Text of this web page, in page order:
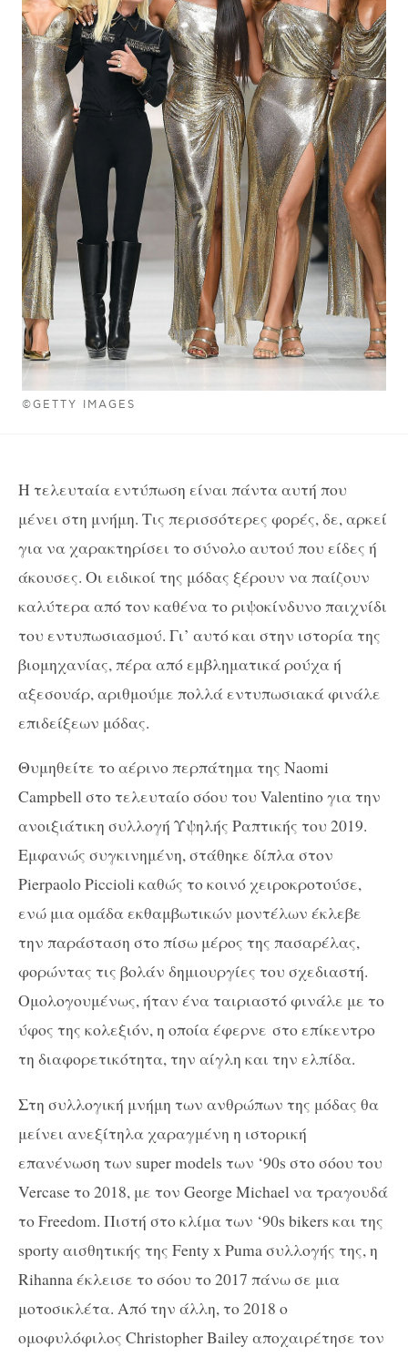
©GETTY IMAGES
Η τελευταία εντύπωση είναι πάντα αυτή που
μένει στη μνήμη. Τις περισσότερες φορές, δε, αρκεί
για να χαρακτηρίσει το σύνολο αυτού που είδες ή
άκουσες. Οι ειδικοί της μόδας ξέρουν να παίζουν
καλύτερα από τον καθένα το ριψοκίνδυνο παιχνίδι
του εντυπωσιασμού. Γι’ αυτό και στην ιστορία της
βιομηχανίας, πέρα από εμβληματικά ρούχα ή
αξεσουάρ, αριθμούμε πολλά εντυπωσιακά φινάλε
επιδείξεων μόδας.
Θυμηθείτε τo αέρινο περπάτημα της Naomi
Campbell στο τελευταίο σόου του Valentino για την
ανοιξιάτικη συλλογή Υψηλής Ραπτικής του 2019.
Εμφανώς συγκινημένη, στάθηκε δίπλα στον
Pierpaolo Piccioli καθώς το κοινό χειροκροτούσε,
ενώ μια ομάδα εκθαμβωτικών μοντέλων έκλεβε
την παράσταση στο πίσω μέρος της πασαρέλας,
φορώντας τις βολάν δημιουργίες του σχεδιαστή.
Ομολογουμένως, ήταν ένα ταιριαστό φινάλε με το
ύφος της κολεξιόν, η οποία έφερνε στο επίκεντρο
τη διαφορετικότητα, την αίγλη και την ελπίδα.
Στη συλλογική μνήμη των ανθρώπων της μόδας θα
μείνει ανεξίτηλα χαραγμένη η ιστορική
επανένωση των super models των ‘90s στο σόου του
Vercase το 2018, με τον George Michael να τραγουδά
το Freedom. Πιστή στο κλίμα των ‘90s bikers και της
sporty αισθητικής της Fenty x Puma συλλογής της, η
Rihanna έκλεισε το σόου το 2017 πάνω σε μια
μοτοσικλέτα. Από την άλλη, το 2018 ο
ομοφυλόφιλος Christopher Bailey αποχαιρέτησε τον